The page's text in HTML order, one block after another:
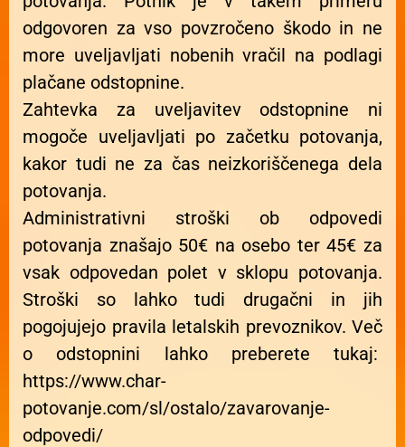
odgovoren za vso povzročeno škodo in ne
more uveljavljati nobenih vračil na podlagi
plačane odstopnine.
Zahtevka za uveljavitev odstopnine ni
mogoče uveljavljati po začetku potovanja,
kakor tudi ne za čas neizkoriščenega dela
potovanja.
Administrativni stroški ob odpovedi
potovanja znašajo 50€ na osebo ter 45€ za
vsak odpovedan polet v sklopu potovanja.
Stroški so lahko tudi drugačni in jih
pogojujejo pravila letalskih prevoznikov. Več
o odstopnini lahko preberete tukaj:
https://www.char-
potovanje.com/sl/ostalo/zavarovanje-
odpovedi/